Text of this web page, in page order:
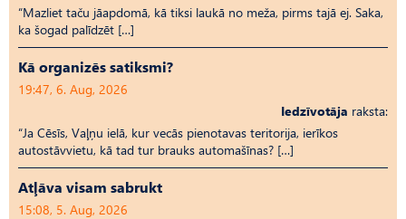
“Mazliet taču jāapdomā, kā tiksi laukā no meža, pirms tajā ej. Saka,
ka šogad palīdzēt […]
Kā organizēs satiksmi?
19:47, 6. Aug, 2026
Iedzīvotāja raksta:
“Ja Cēsīs, Vaļņu ielā, kur vecās pienotavas teritorija, ierīkos
autostāvvietu, kā tad tur brauks automašīnas? […]
Atļāva visam sabrukt
15:08, 5. Aug, 2026